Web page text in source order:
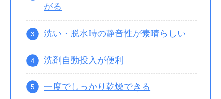
がる
洗い・脱水時の静音性が素晴らしい
洗剤自動投入が便利
一度でしっかり乾燥できる